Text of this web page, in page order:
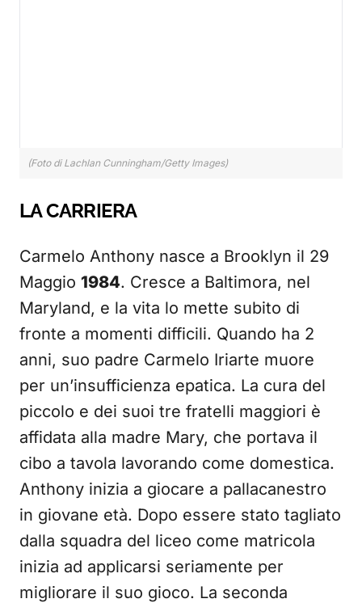
(Foto di Lachlan Cunningham/Getty Images)
LA CARRIERA
Carmelo Anthony nasce a Brooklyn il 29
Maggio 1984. Cresce a Baltimora, nel
Maryland, e la vita lo mette subito di
fronte a momenti difficili. Quando ha 2
anni, suo padre Carmelo Iriarte muore
per un’insufficienza epatica. La cura del
piccolo e dei suoi tre fratelli maggiori è
affidata alla madre Mary, che portava il
cibo a tavola lavorando come domestica.
Anthony inizia a giocare a pallacanestro
in giovane età. Dopo essere stato tagliato
dalla squadra del liceo come matricola
inizia ad applicarsi seriamente per
migliorare il suo gioco. La seconda